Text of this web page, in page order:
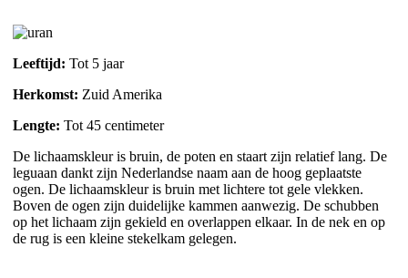
Leeftijd: Tot 5 jaar
Herkomst: Zuid Amerika
Lengte: Tot 45 centimeter
De lichaamskleur is bruin, de poten en staart zijn relatief lang. De
leguaan dankt zijn Nederlandse naam aan de hoog geplaatste
ogen. De lichaamskleur is bruin met lichtere tot gele vlekken.
Boven de ogen zijn duidelijke kammen aanwezig. De schubben
op het lichaam zijn gekield en overlappen elkaar. In de nek en op
de rug is een kleine stekelkam gelegen.